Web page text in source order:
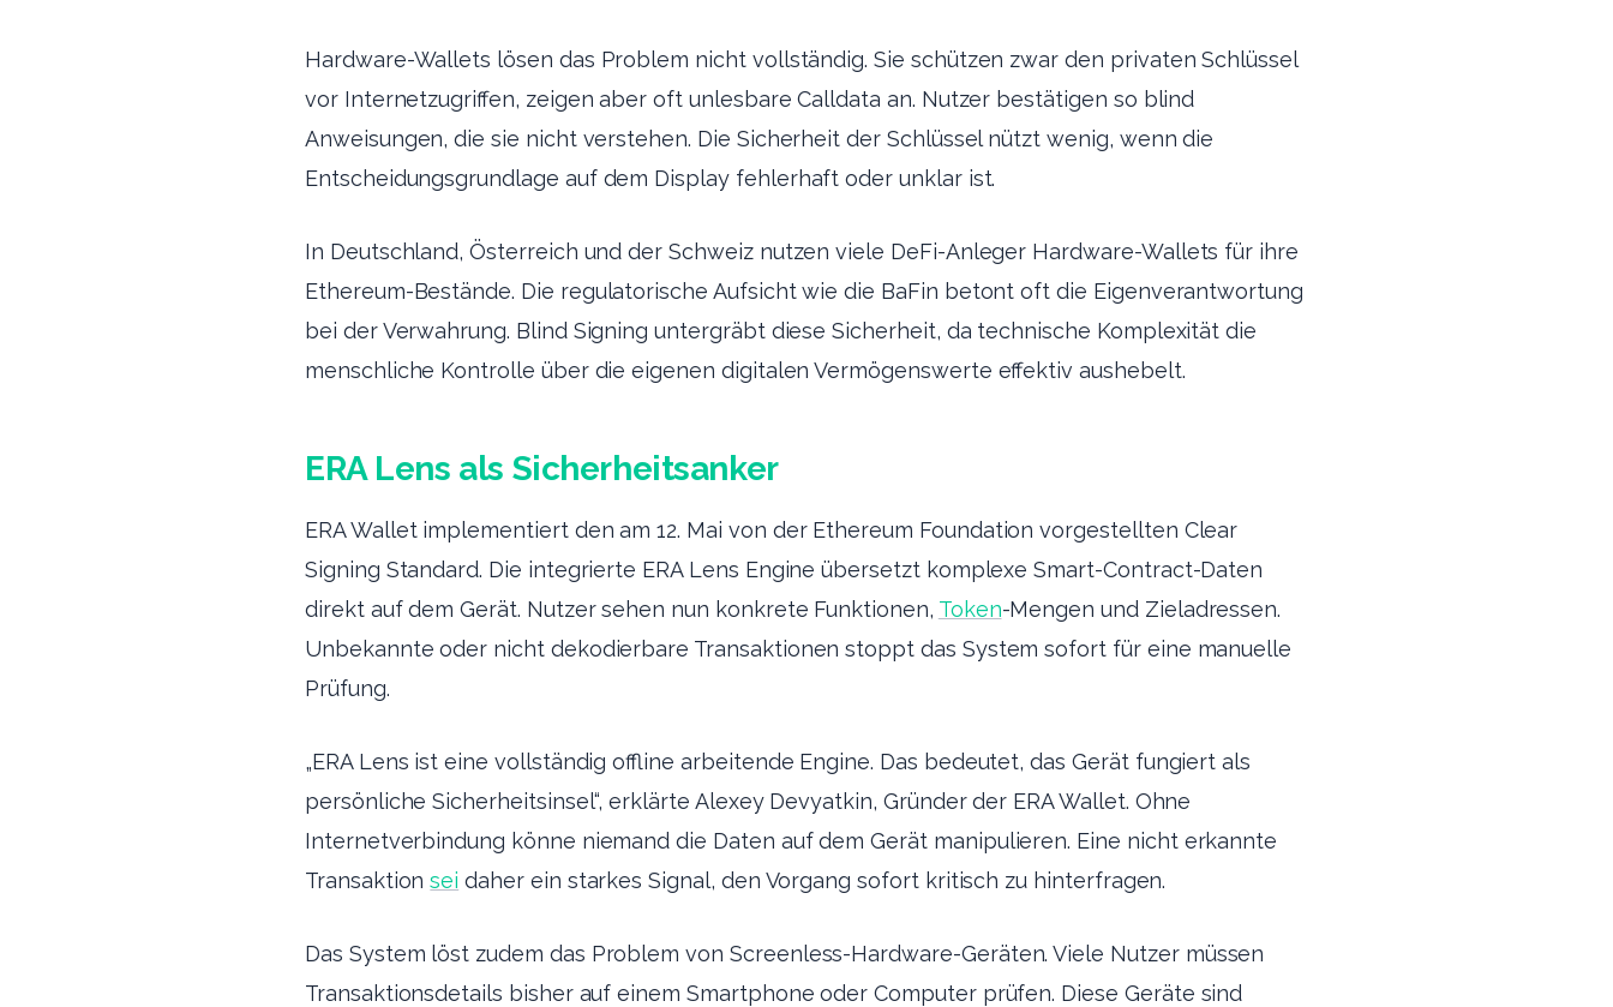
Hardware-Wallets lösen das Problem nicht vollständig. Sie schützen zwar den privaten Schlüssel
vor Internetzugriffen, zeigen aber oft unlesbare Calldata an. Nutzer bestätigen so blind
Anweisungen, die sie nicht verstehen. Die Sicherheit der Schlüssel nützt wenig, wenn die
Entscheidungsgrundlage auf dem Display fehlerhaft oder unklar ist.
In Deutschland, Österreich und der Schweiz nutzen viele DeFi-Anleger Hardware-Wallets für ihre
Ethereum-Bestände. Die regulatorische Aufsicht wie die BaFin betont oft die Eigenverantwortung
bei der Verwahrung. Blind Signing untergräbt diese Sicherheit, da technische Komplexität die
menschliche Kontrolle über die eigenen digitalen Vermögenswerte effektiv aushebelt.
ERA Lens als Sicherheitsanker
ERA Wallet implementiert den am 12. Mai von der Ethereum Foundation vorgestellten Clear
Signing Standard. Die integrierte ERA Lens Engine übersetzt komplexe Smart-Contract-Daten
direkt auf dem Gerät. Nutzer sehen nun konkrete Funktionen, Token-Mengen und Zieladressen.
Unbekannte oder nicht dekodierbare Transaktionen stoppt das System sofort für eine manuelle
Prüfung.
„ERA Lens ist eine vollständig offline arbeitende Engine. Das bedeutet, das Gerät fungiert als
persönliche Sicherheitsinsel“, erklärte Alexey Devyatkin, Gründer der ERA Wallet. Ohne
Internetverbindung könne niemand die Daten auf dem Gerät manipulieren. Eine nicht erkannte
Transaktionsei daher ein starkes Signal, den Vorgang sofort kritisch zu hinterfragen.
Das System löst zudem das Problem von Screenless-Hardware-Geräten. Viele Nutzer müssen
Transaktionsdetails bisher auf einem Smartphone oder Computer prüfen. Diese Geräte sind